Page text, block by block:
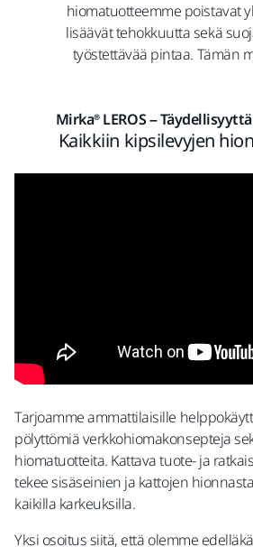
hiomatuotteemme poistavat
lisäävät tehokkuutta sekä
työstettävää pintaa. Tämän
Mirka® LEROS –
Kaikkiin kipsilevyjen
Tarjoamme ammattilaisille
pölyttömiä verkkohiomakonsepteja
hiomatuotteita. Kattava tuote- ja
tekee sisäseinien ja kattojen
kaikilla karkeuksilla.
Yksi osoitus siitä, että olemme